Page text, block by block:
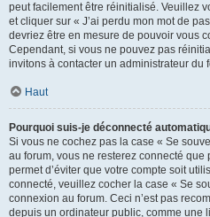
peut facilement être réinitialisé. Veuillez
et cliquer sur « J’ai perdu mon mot de
devriez être en mesure de pouvoir vous
Cependant, si vous ne pouvez pas
invitons à contacter un administrateur du
Haut
Pourquoi suis-je déconnecté
Si vous ne cochez pas la case « Se
au forum, vous ne resterez connecté
permet d’éviter que votre compte soit
connecté, veuillez cocher la case « Se
connexion au forum. Ceci n’est pas
depuis un ordinateur public, comme une